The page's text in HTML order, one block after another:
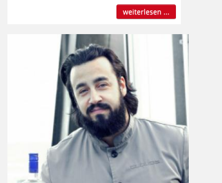
weiterlesen ...